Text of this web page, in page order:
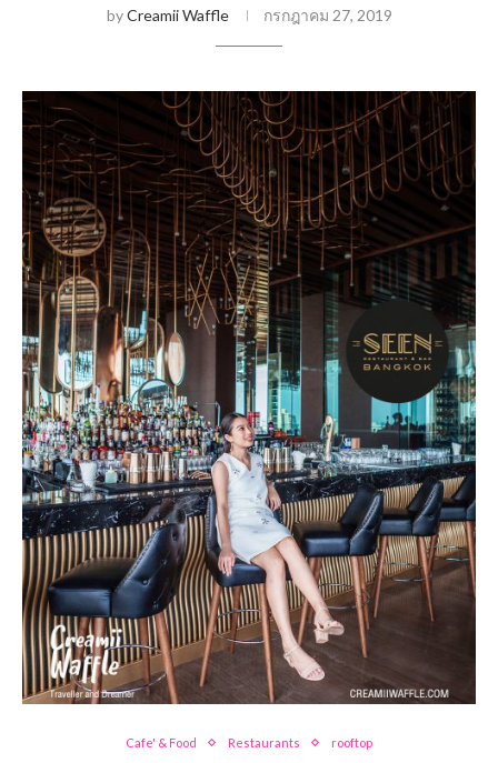
byCreamii Waffle กรกฎาคม 27, 2019
Cafe' & Food Restaurants rooftop